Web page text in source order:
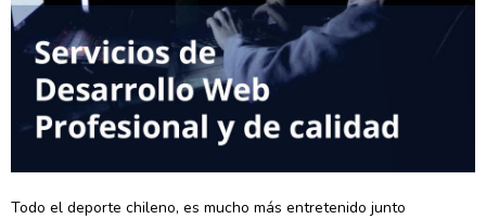
Todo el deporte chileno, es mucho más entretenido junto